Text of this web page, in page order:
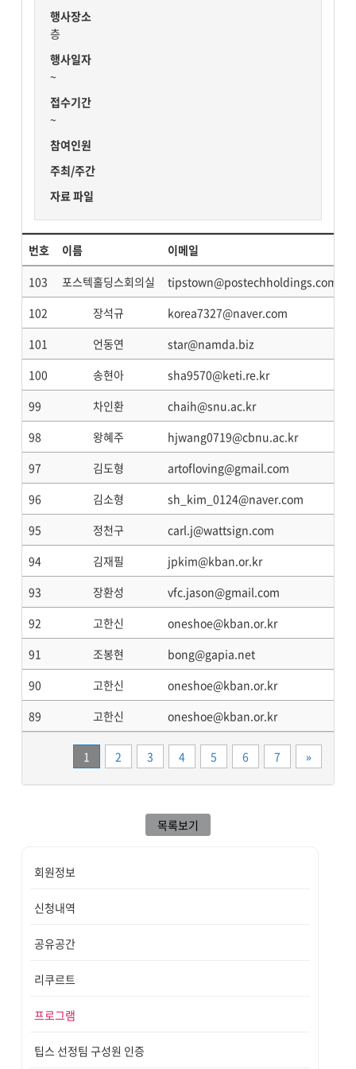
행사장소
층
행사일자
~
접수기간
~
참여인원
주최/주간
자료 파일
번호 이름 이메일
103
포스텍홀딩스회의실 tipstown@postechholdings.com
102
장석규 korea7327@naver.com
101
언동연 star@namda.biz
100
송현아 sha9570@keti.re.kr
99
차인환 chaih@snu.ac.kr
98
왕혜주 hjwang0719@cbnu.ac.kr
97
김도형 artofloving@gmail.com
96
김소형 sh_kim_0124@naver.com
95
정천구 carl.j@wattsign.com
94
김재필 jpkim@kban.or.kr
93
장환성 vfc.jason@gmail.com
92
고한신 oneshoe@kban.or.kr
91
조봉현 bong@gapia.net
90
고한신 oneshoe@kban.or.kr
89
고한신 oneshoe@kban.or.kr
1 2 3 4 5 6 7 »끝
목록보기
회원정보
신청내역
공유공간
리쿠르트
프로그램
팁스 선정팀 구성원 인증